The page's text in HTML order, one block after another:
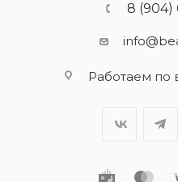
8 (904)
Работаем по